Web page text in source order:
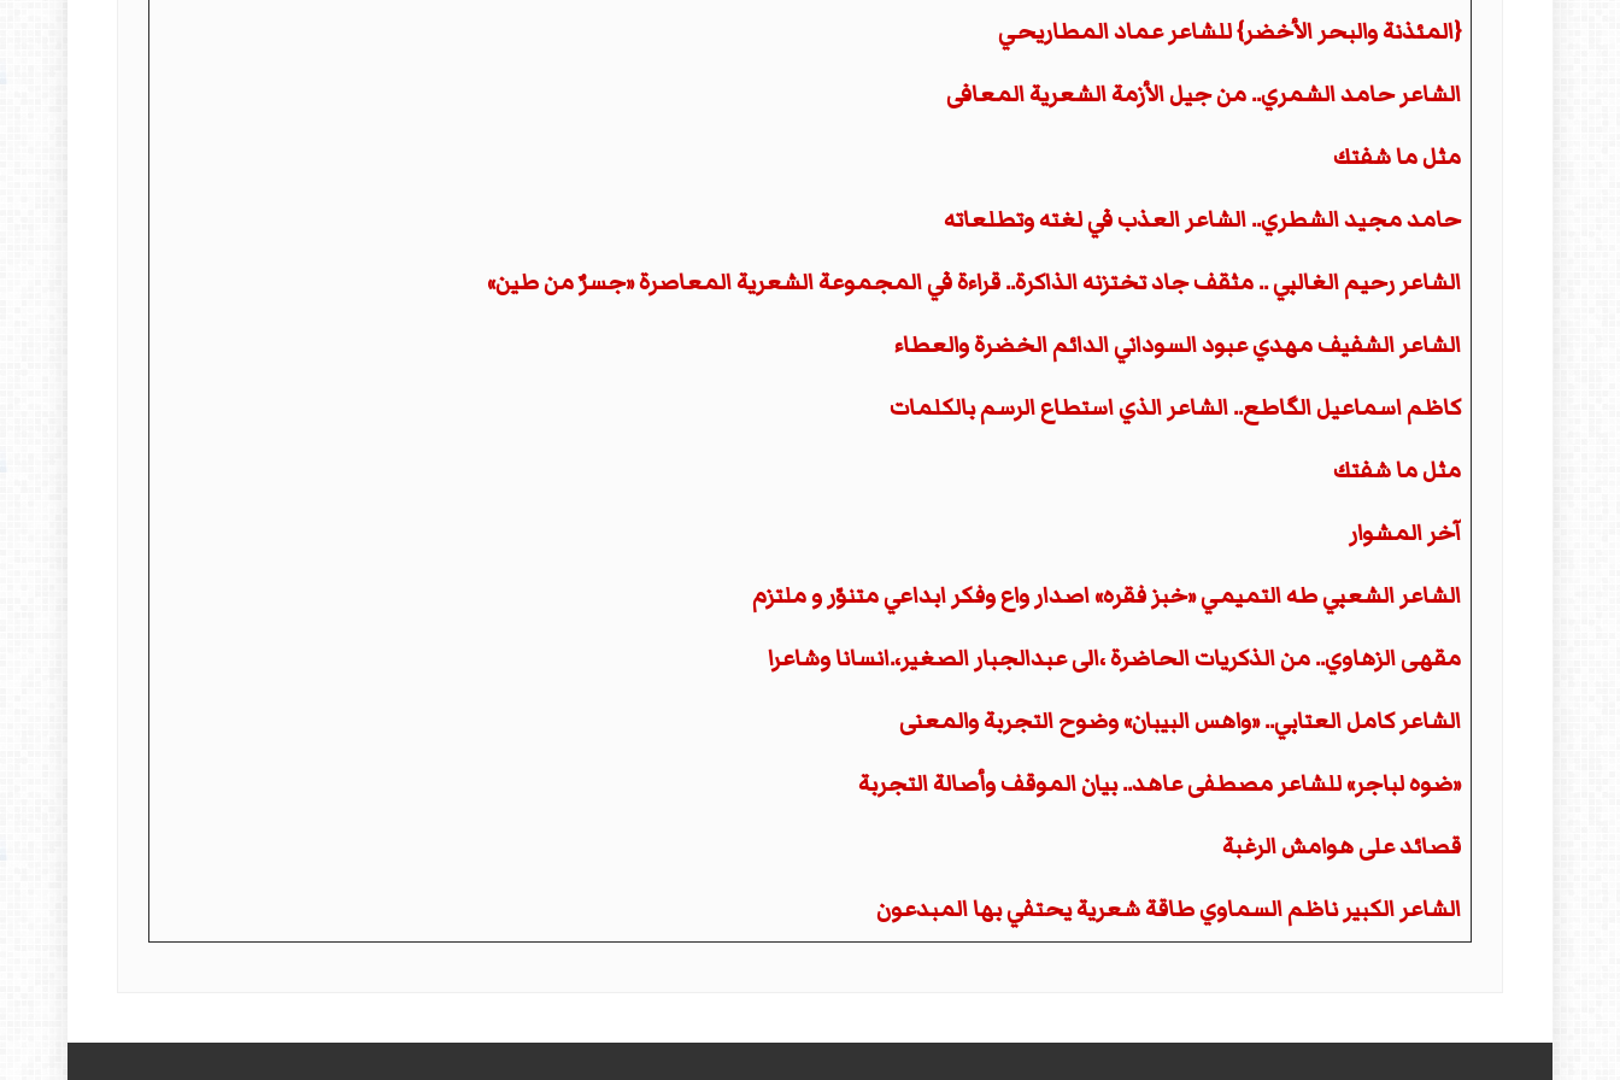
{المئذنة والبحر الأخضر} للشاعر عماد المطاريحي
الشاعر حامد الشمري.. من جيل الأزمة الشعرية المعافى
مثل ما شفتك
حامد مجيد الشطري.. الشاعر العذب في لغته وتطلعاته
الشاعر رحيم الغالبي .. مثقف جاد تختزنه الذاكرة.. قراءة في المجموعة الشعرية المعاصرة «جسرٌ من طين»
الشاعر الشفيف مهدي عبود السوداني الدائم الخضرة والعطاء
كاظم اسماعيل الگاطع.. الشاعر الذي استطاع الرسم بالكلمات
مثل ما شفتك
آخر المشوار
الشاعر الشعبي طه التميمي «خبز فقره» اصدار واع وفكر ابداعي متنوّر و ملتزم
مقهى الزهاوي.. من الذكريات الحاضرة ،الى عبدالجبار الصغير،.انسانا وشاعرا
الشاعر كامل العتابي.. «واهس البيبان» وضوح التجربة والمعنى
«ضوه لباجر» للشاعر مصطفى عاهد.. بيان الموقف وأصالة التجربة
قصائد على هوامش الرغبة
الشاعر الكبير ناظم السماوي طاقة شعرية يحتفي بها المبدعون